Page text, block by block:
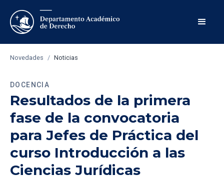
Novedades / Noticias
DOCENCIA
Resultados de la primera
fase de la convocatoria
para Jefes de Práctica del
curso Introducción a las
Ciencias Jurídicas